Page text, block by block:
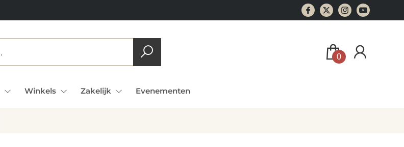
0
Winkels Zakelijk Evenementen